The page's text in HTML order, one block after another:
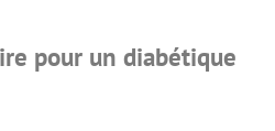
pour un diabétique